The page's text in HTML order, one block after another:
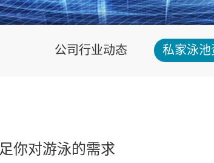
公司行业动态 私家泳池
你对游泳的需求